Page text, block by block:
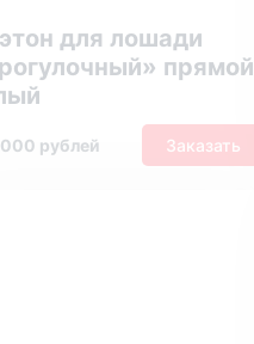
для лошади
прямой
рублей Заказать